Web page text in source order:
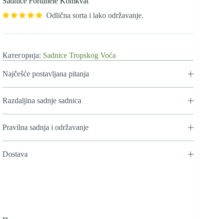
Odlična sorta i lako održavanje.
Категорија: Sadnice Tropskog Voća
Najčešće postavljana pitanja
Razdaljina sadnje sadnica
Pravilna sadnja i održavanje
Dostava